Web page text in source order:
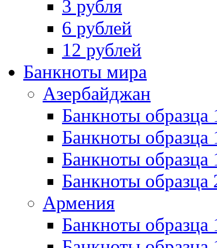
3 рубля
6 рублей
12 рублей
Банкноты мира
Азербайджан
Банкноты образца
Банкноты образца
Банкноты
Банкноты образца
Армения
Банкноты образца